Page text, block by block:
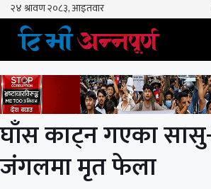
Skip
content
घाँस काट्न गएका सासु-
जंगलमा मृत फेला